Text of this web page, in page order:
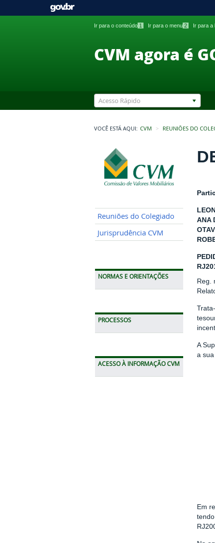
Ir para o conteúdo 1 Ir para o menu 2 Ir para a
CVM agora é
Acesso Rápido
VOCÊ ESTÁ AQUI: CVM REUNIÕES DO
Reuniões do Colegiado
Jurisprudência CVM
NORMAS E ORIENTAÇÕES
PROCESSOS
ACESSO À INFORMAÇÃO CVM
ANA
Reg.
A
a
Em